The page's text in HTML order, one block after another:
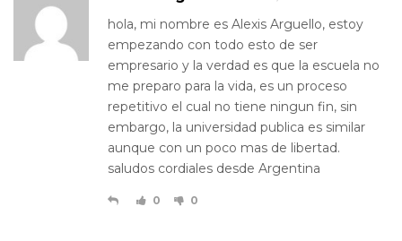
hola, mi nombre es Alexis Arguello, estoy
empezando con todo esto de ser
empresario y la verdad es que la escuela no
me preparo para la vida, es un proceso
repetitivo el cual no tiene ningun fin, sin
embargo, la universidad publica es similar
aunque con un poco mas de libertad.
saludos cordiales desde Argentina
0 0